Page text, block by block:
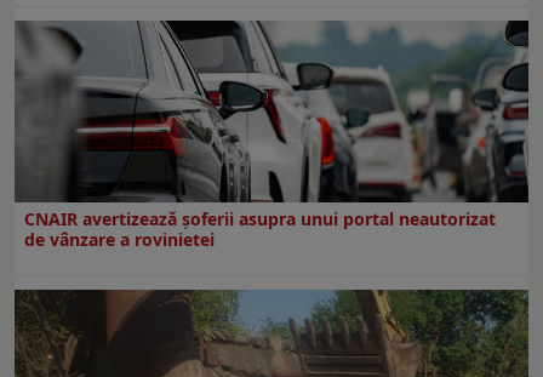
CNAIR avertizează șoferii asupra unui portal neautorizat
de vânzare a rovinietei